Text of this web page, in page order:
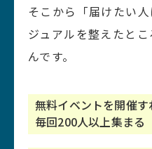
そこから「届けたい
ジュアルを整えたと
んです。
無料イベントを開催す
毎回200人以上集まる